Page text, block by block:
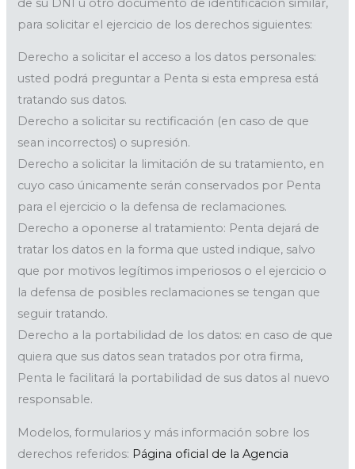
para solicitar el ejercicio de los derechos siguientes:
Derecho a solicitar el acceso a los datos personales:
usted podrá preguntar a Penta si esta empresa está
tratando sus datos.
Derecho a solicitar su rectificación (en caso de que
sean incorrectos) o supresión.
Derecho a solicitar la limitación de su tratamiento, en
cuyo caso únicamente serán conservados por Penta
para el ejercicio o la defensa de reclamaciones.
Derecho a oponerse al tratamiento: Penta dejará de
tratar los datos en la forma que usted indique, salvo
que por motivos legítimos imperiosos o el ejercicio o
la defensa de posibles reclamaciones se tengan que
seguir tratando.
Derecho a la portabilidad de los datos: en caso de que
quiera que sus datos sean tratados por otra firma,
Penta le facilitará la portabilidad de sus datos al nuevo
responsable.
Modelos, formularios y más información sobre los
derechos referidos: Página oficial de la Agencia